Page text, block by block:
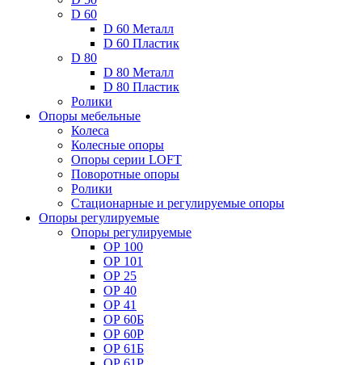
D 60
D 60 Металл
D 60 Пластик
D 80
D 80 Металл
D 80 Пластик
Ролики
Опоры мебельные
Колеса
Колесные опоры
Опоры серии LOFT
Поворотные опоры
Ролики
Стационарные и регулируемые опоры
Опоры регулируемые
Опоры регулируемые
ОР 100
ОР 101
ОР 25
ОР 40
ОР 41
ОР 60Б
ОР 60Р
ОР 61Б